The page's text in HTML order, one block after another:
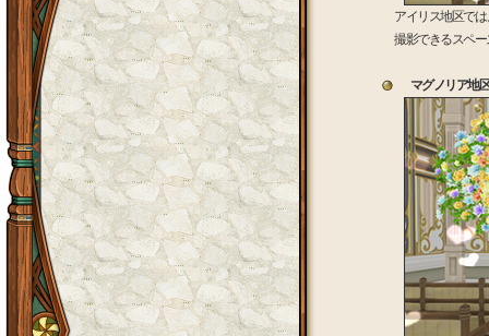
アイリス地区で
撮影できるスペ
マグノリア地